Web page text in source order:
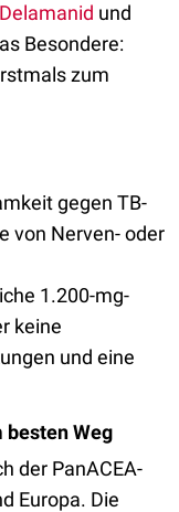
Delamanid und
Besondere:
zum
gegen TB-
von Nerven- oder
1.200-mg-
keine
und eine
besten Weg
der PanACEA-
Europa. Die